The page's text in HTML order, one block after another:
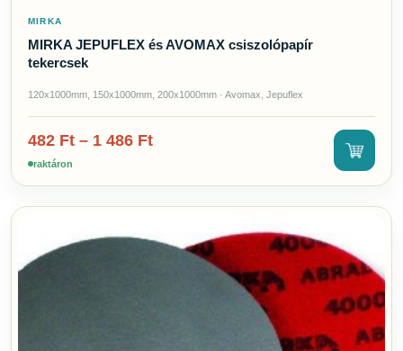
MIRKA
MIRKA JEPUFLEX és AVOMAX csiszolópapír
tekercsek
120x1000mm, 150x1000mm, 200x1000mm · Avomax, Jepuflex
482 Ft – 1 486 Ft
raktáron